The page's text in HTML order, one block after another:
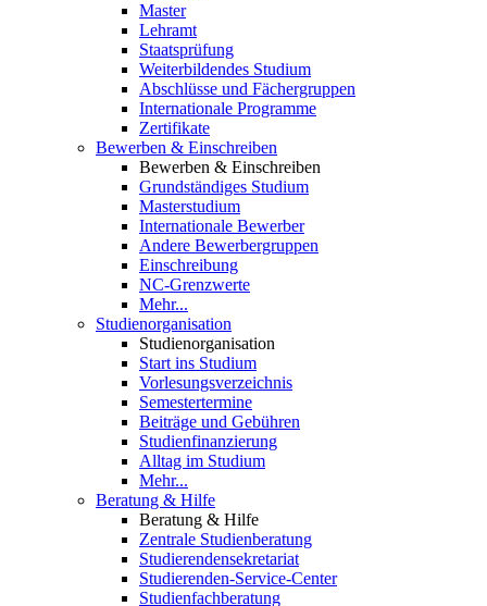
Master
Lehramt
Staatsprüfung
Weiterbildendes Studium
Abschlüsse und Fächergruppen
Internationale Programme
Zertifikate
Bewerben & Einschreiben
Bewerben & Einschreiben
Grundständiges Studium
Masterstudium
Internationale Bewerber
Andere Bewerbergruppen
Einschreibung
NC-Grenzwerte
Mehr...
Studienorganisation
Studienorganisation
Start ins Studium
Vorlesungsverzeichnis
Semestertermine
Beiträge und Gebühren
Studienfinanzierung
Alltag im Studium
Mehr...
Beratung & Hilfe
Beratung & Hilfe
Zentrale Studienberatung
Studierendensekretariat
Studierenden-Service-Center
Studienfachberatung